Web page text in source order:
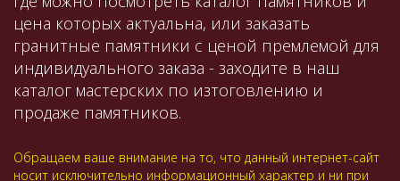
цена которых актуальна, или заказать
гранитные памятники с ценой премлемой для
индивидуального заказа - заходите в наш
каталог мастерских по изтоговлению и
продаже памятников.
Обращаем ваше внимание на то, что данный интернет-сайт
носит исключительно информационный характер и ни при